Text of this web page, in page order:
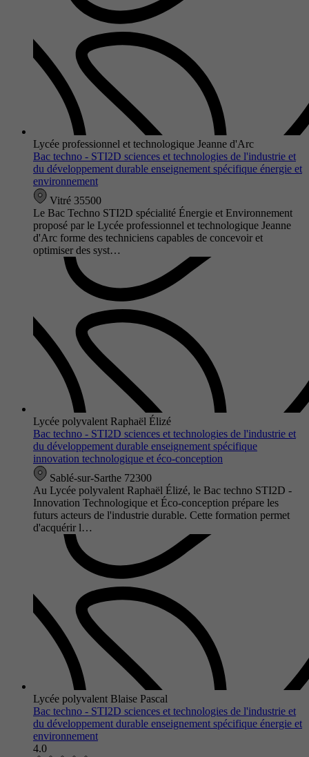
Lycée professionnel et technologique Jeanne d'Arc
Bac techno - STI2D sciences et technologies de l'industrie et
du développement durable enseignement spécifique énergie et
environnement
Vitré 35500
Le Bac Techno STI2D spécialité Énergie et Environnement
proposé par le Lycée professionnel et technologique Jeanne
d'Arc forme des techniciens capables de concevoir et
optimiser des syst…
Lycée polyvalent Raphaël Élizé
Bac techno - STI2D sciences et technologies de l'industrie et
du développement durable enseignement spécifique
innovation technologique et éco-conception
Sablé-sur-Sarthe 72300
Au Lycée polyvalent Raphaël Élizé, le Bac techno STI2D -
Innovation Technologique et Éco-conception prépare les
futurs acteurs de l'industrie durable. Cette formation permet
d'acquérir l…
Lycée polyvalent Blaise Pascal
Bac techno - STI2D sciences et technologies de l'industrie et
du développement durable enseignement spécifique énergie et
environnement
4.0